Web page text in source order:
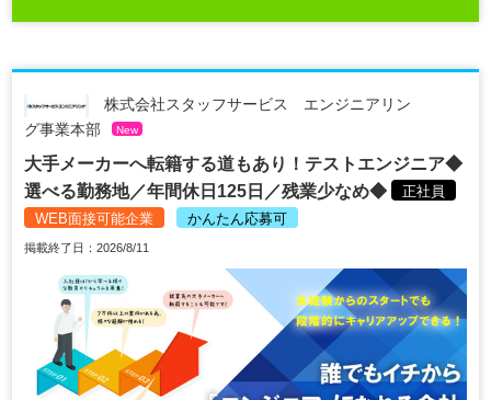
株式会社スタッフサービス エンジニアリン
グ事業本部
New
大手メーカーへ転籍する道もあり！テストエンジニア◆
選べる勤務地／年間休日125日／残業少なめ◆
正社員
WEB面接可能企業
かんたん応募可
掲載終了日：2026/8/11